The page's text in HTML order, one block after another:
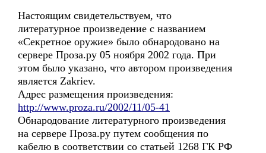
Настоящим свидетельствуем, что
литературное произведение с названием
«Секретное оружие» было обнародовано на
сервере Проза.ру 05 ноября 2002 года. При
этом было указано, что автором произведения
является Zakriev.
Адрес размещения произведения:
http://www.proza.ru/2002/11/05-41
Обнародование литературного произведения
на сервере Проза.ру путем сообщения по
кабелю в соответствии со статьей 1268 ГК РФ